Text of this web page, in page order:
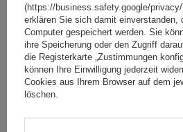
Ähnliche Produkte
SONDERANGEBOT
(https://business.safety.google/
erklären Sie sich damit einverstanden,
Computer gespeichert werden. Sie
ihre Speicherung oder den Zugriff
die Registerkarte „Zustimmungen
können Ihre Einwilligung jederzeit
Cookies aus Ihrem Browser auf dem
löschen.